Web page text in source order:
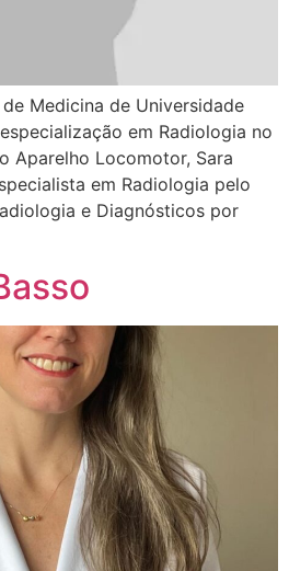
Medicina de Universidade
em Radiologia no
Aparelho Locomotor, Sara
em Radiologia pelo
e Diagnósticos por